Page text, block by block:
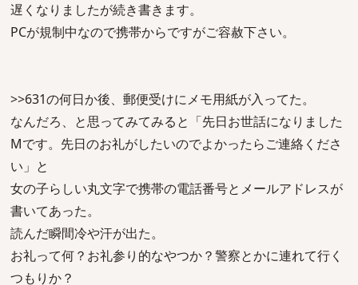
遅くなりましたが続き書きます。
PCが規制中なので携帯からですがご容赦下さい。
>>631の何日か後、郵便受けにメモ用紙が入ってた。
なんだろ、と思ってみてみると「先日お世話になりました
Mです。先日のお礼がしたいのでよかったらご連絡くださ
い」と
女の子らしい丸文字で携帯の電話番号とメールアドレスが
書いてあった。
読んだ瞬間冷や汗が出た。
お礼って何？お礼参り的なやつか？警察とかに連れて行く
つもりか？